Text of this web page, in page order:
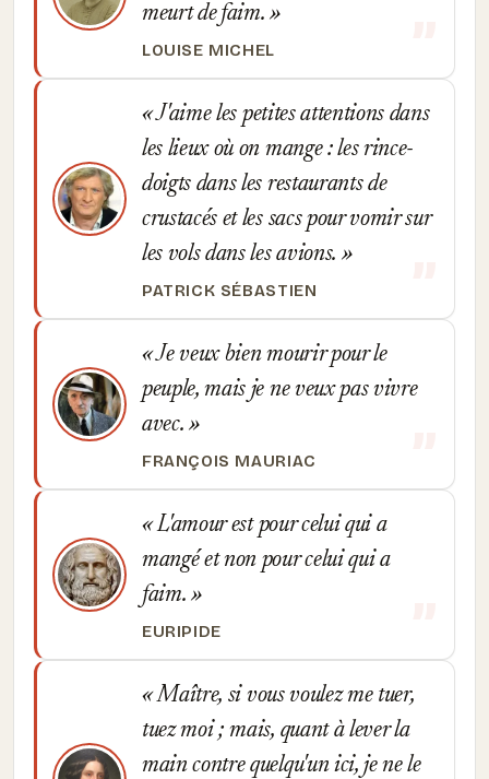
meurt de faim.
LOUISE MICHEL
J'aime les petites attentions dans
les lieux où on mange : les rince-
doigts dans les restaurants de
crustacés et les sacs pour vomir sur
les vols dans les avions.
PATRICK SÉBASTIEN
Je veux bien mourir pour le
peuple, mais je ne veux pas vivre
avec.
FRANÇOIS MAURIAC
L'amour est pour celui qui a
mangé et non pour celui qui a
faim.
EURIPIDE
Maître, si vous voulez me tuer,
tuez moi ; mais, quant à lever la
main contre quelqu'un ici, je ne le